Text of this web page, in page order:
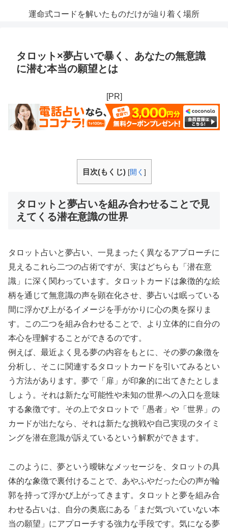
運命式コードを解いたものだけが辿り着く場所
タロット×夢占いで暴く、あなたの無意識
に潜む本当の願望とは
[PR]
目次(もくじ) [開く ]
タロットと夢占いを組み合わせることで見
えてくる潜在意識の世界
タロット占いと夢占い、一見まったく異なるアプローチに
見えるこれら二つの占術ですが、実はどちらも「潜在意
識」に深く関わっています。タロットカードは象徴的な絵
柄を通じて無意識の声を顕在化させ、夢占いは眠っている
間に浮かび上がるイメージを手がかりに心の奥を探りま
す。この二つを組み合わせることで、より立体的に自分の
本心を理解することができるのです。
例えば、最近よく見る夢の内容をもとに、その夢の象徴を
分析し、そこに関連するタロットカードを引いてみるとい
う方法があります。夢で「扉」が印象的に出てきたとしま
しょう。それは新たな可能性や未知の世界への入口を意味
する象徴です。その上でタロットで「愚者」や「世界」の
カードが出たなら、それは新たな挑戦や自己実現のタイミ
ングを潜在意識が訴えているという解釈ができます。
このように、夢という曖昧なメッセージを、タロットの具
体的な象徴で裏付けることで、あやふやだった心の声が輪
郭を持って浮かび上がってきます。タロットと夢を組み合
わせる占いは、自分の奥底にある「まだ気づいていない本
当の願望」にアプローチする強力な手段です。気になる夢